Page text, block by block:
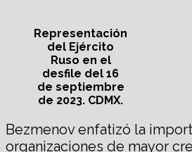
Representación
del Ejército
Ruso en el
desfile del 16
de septiembre
de 2023. CDMX.
Bezmenov enfatizó la
organizaciones de mayor